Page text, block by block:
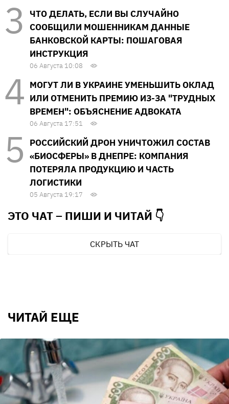
ЧТО ДЕЛАТЬ, ЕСЛИ ВЫ СЛУЧАЙНО
СООБЩИЛИ МОШЕННИКАМ ДАННЫЕ
БАНКОВСКОЙ КАРТЫ: ПОШАГОВАЯ
ИНСТРУКЦИЯ
06 Августа 10:08
МОГУТ ЛИ В УКРАИНЕ УМЕНЬШИТЬ ОКЛАД
ИЛИ ОТМЕНИТЬ ПРЕМИЮ ИЗ-ЗА "ТРУДНЫХ
ВРЕМЕН": ОБЪЯСНЕНИЕ АДВОКАТА
06 Августа 17:51
РОССИЙСКИЙ ДРОН УНИЧТОЖИЛ СОСТАВ
«БИОСФЕРЫ» В ДНЕПРЕ: КОМПАНИЯ
ПОТЕРЯЛА ПРОДУКЦИЮ И ЧАСТЬ
ЛОГИСТИКИ
05 Августа 19:17
ЭТО ЧАТ – ПИШИ И ЧИТАЙ 👇
СКРЫТЬ ЧАТ
ЧИТАЙ ЕЩЕ